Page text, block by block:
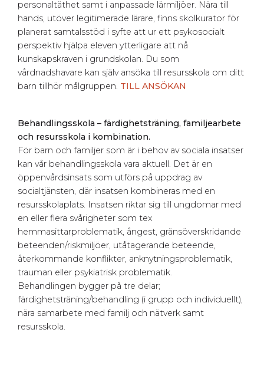
personaltäthet samt i anpassade lärmiljöer. Nära till
hands, utöver legitimerade lärare, finns skolkurator för
planerat samtalsstöd i syfte att ur ett psykosocialt
perspektiv hjälpa eleven ytterligare att nå
kunskapskraven i grundskolan. Du som
vårdnadshavare kan själv ansöka till resursskola om ditt
barn tillhör målgruppen. TILL ANSÖKAN
Behandlingsskola – färdighetsträning, familjearbete
och resursskola i kombination.
För barn och familjer som är i behov av sociala insatser
kan vår behandlingsskola vara aktuell. Det är en
öppenvårdsinsats som utförs på uppdrag av
socialtjänsten, där insatsen kombineras med en
resursskolaplats. Insatsen riktar sig till ungdomar med
en eller flera svårigheter som tex
hemmasittarproblematik, ångest, gränsöverskridande
beteenden/riskmiljöer, utåtagerande beteende,
återkommande konflikter, anknytningsproblematik,
trauman eller psykiatrisk problematik.
Behandlingen bygger på tre delar;
färdighetsträning/behandling (i grupp och individuellt),
nära samarbete med familj och nätverk samt
resursskola.